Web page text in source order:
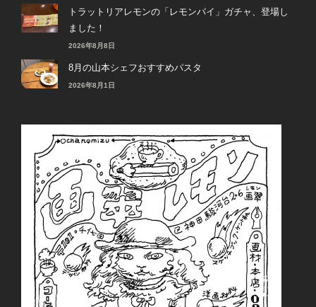
トラットリアレモンの「レモンパイ」ガチャ、登場し
ました！
2026年8月8日
8月の山本シェフおすすめパスタ
2026年8月1日